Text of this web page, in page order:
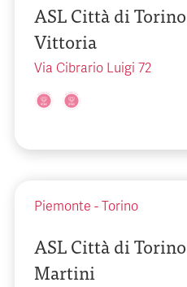
ASL Città di
Vittoria
Via Cibrario Luigi 72
Piemonte - Torino
ASL Città di
Martini